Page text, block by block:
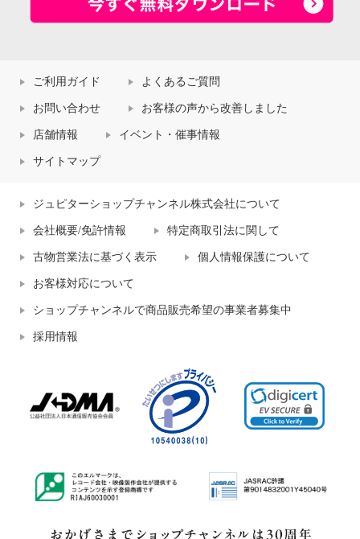
ご利用ガイド よくあるご質問
お問い合わせ お客様の声から改善しました
店舗情報 イベント・催事情報
サイトマップ
ジュピターショップチャンネル株式会社について
会社概要/免許情報 特定商取引法に関して
古物営業法に基づく表示 個人情報保護について
お客様対応について
ショップチャンネルで商品販売希望の事業者募集中
採用情報